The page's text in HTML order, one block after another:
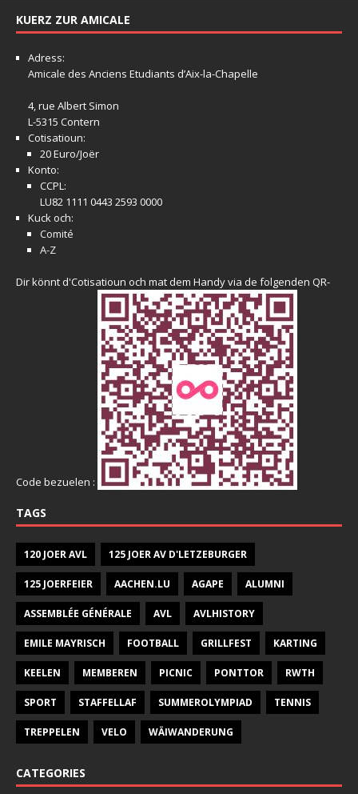
KUERZ ZUR AMICALE
Adress:
Amicale des Anciens Etudiants d’Aix-la-Chapelle
4, rue Albert Simon
L-5315 Contern
Cotisatioun:
20 Euro/Joër
Konto:
CCPL:
LU82 1111 0443 2593 0000
Kuck och:
Comité
A-Z
Dir könnt d'Cotisatioun och mat dem Handy via de folgenden QR-
Code bezuelen :
TAGS
120 JOER AVL 125 JOER AV D'LETZEBURGER
125 JOERFEIER AACHEN.LU AGAPE ALUMNI
ASSEMBLÉE GÉNÉRALE AVL AVLHISTORY
EMILE MAYRISCH FOOTBALL GRILLFEST KARTING
KEELEN MEMBEREN PICNIC PONTTOR RWTH
SPORT STAFFELLAF SUMMEROLYMPIAD TENNIS
TREPPELEN VELO WÄIWANDERUNG
CATEGORIES